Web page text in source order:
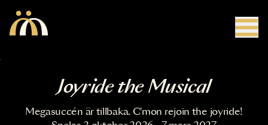
Joyride the Musical
Megasuccén är tillbaka. C'mon rejoin the joyride!